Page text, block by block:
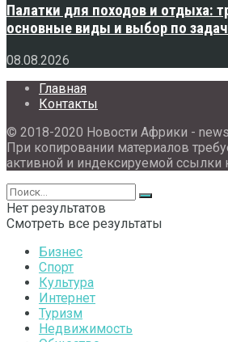
Палатки для походов и отдыха:
основные виды и выбор по
08.08.2026
Главная
Контакты
© 2018-2020 Новости Африки -
При копировании материалов
активной и индексируемой ссылки
Нет результатов
Смотреть все результаты
Бизнес
Спорт
Культура
Интернет
Туризм
Недвижимость